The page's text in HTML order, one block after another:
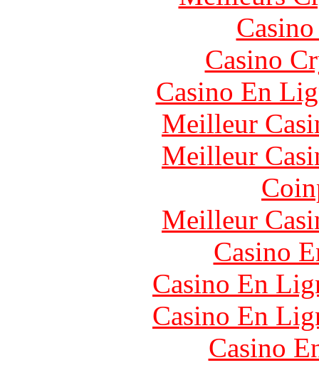
Casino
Casino En
Meilleur
Meilleur
Meilleur
Casino
Casino En
Casino En
Casino